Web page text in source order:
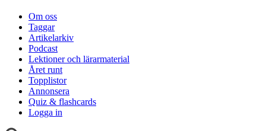
Om oss
Taggar
Artikelarkiv
Podcast
Lektioner och lärarmaterial
Året runt
Topplistor
Annonsera
Quiz & flashcards
Logga in